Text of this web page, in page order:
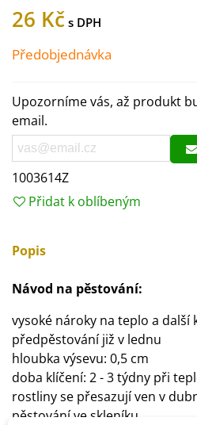
26 Kč
Předobjednávka
Upozorníme vás, až produkt
email.
1003614Z
Přidat k oblíbeným
Popis
Návod na pěstování:
vysoké nároky na teplo a
předpěstování již v lednu
hloubka výsevu: 0,5 cm
doba klíčení: 2 - 3 týdny při
rostliny se přesazují ven v
pěstování ve skleníku